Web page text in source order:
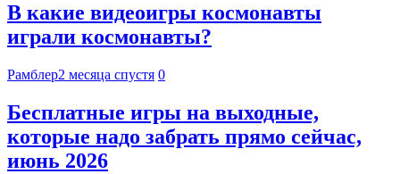
В какие видеоигры космонавты
играли космонавты?
Рамблер2 месяца спустя 0
Бесплатные игры на выходные,
которые надо забрать прямо сейчас,
июнь 2026